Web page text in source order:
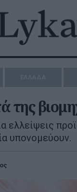
της
ελλείψεις
υπονομεύουν.